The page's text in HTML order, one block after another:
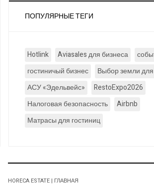
ПОПУЛЯРНЫЕ ТЕГИ
Hotlink Aviasales для бизнеса
гостиничый бизнес
Выбор земли
АСУ «Эдельвейс»
RestoExpo2026
Налоговая безопасность
Airbnb
Матрасы для гостиниц
HORECA ESTATE | ГЛАВНАЯ